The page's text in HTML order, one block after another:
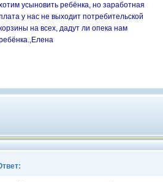
усыновить ребёнка, но заработная
у нас не выходит потребительской
на всех, дадут ли опека нам